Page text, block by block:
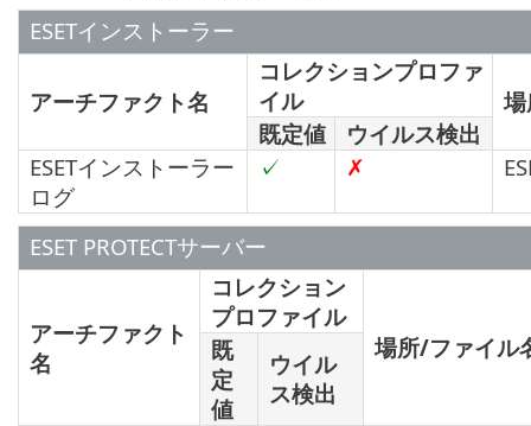
ESETインストーラー
アーチファクト名
コレクションプロファ
イル
既定値
ウイルス検出
ESETインストーラー
ログ
✓ ✗
ESET PROTECTサーバー
アーチファクト
名
コレクション
プロファイル
場所/ファイル
既
定
値
ウイル
ス検出